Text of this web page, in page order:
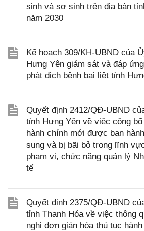
sinh và sơ sinh trên địa bàn
năm 2030
Kế hoạch 309/KH-UBND của
Hưng Yên giám sát và đáp
phát dịch bệnh bại liệt tỉnh
Quyết định 2412/QĐ-UBND
tỉnh Hưng Yên về việc công
hành chính mới được ban
sung và bị bãi bỏ trong lĩnh
phạm vi, chức năng quản lý
tế
Quyết định 2375/QĐ-UBND
tỉnh Thanh Hóa về việc thông
nghị đơn giản hóa thủ tục